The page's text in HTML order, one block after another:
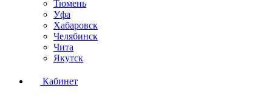
Тюмень
Уфа
Хабаровск
Челябинск
Чита
Якутск
Кабинет